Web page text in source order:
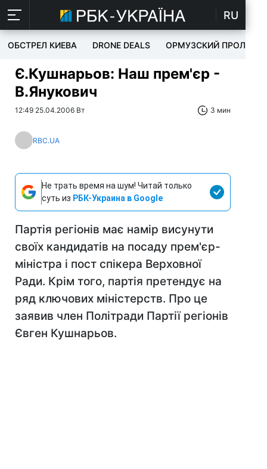
RU
ОБСТРЕЛ КИЕВА DRONE DEALS ОРМУЗСКИЙ ПРОЛИВ
Є.Кушнарьов: Наш прем'єр -
В.Янукович
12:49 25.04.2006 Вт 3 мин
RBC.UA
Не трать время на шум! Читай только
суть из РБК-Украина в Google
Партія регіонів має намір висунути
своїх кандидатів на посаду прем'єр-
міністра і пост спікера Верховної
Ради. Крім того, партія претендує на
ряд ключових міністерств. Про це
заявив член Політради Партії регіонів
Євген Кушнарьов.